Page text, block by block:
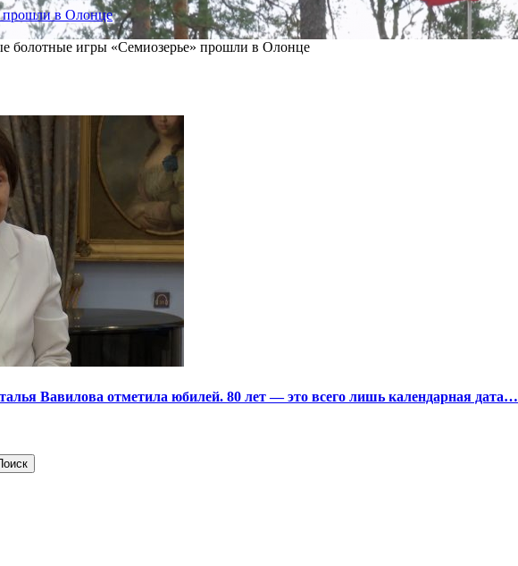
прошли в Олонце
болотные игры «Семиозерье» прошли в Олонце
Вавилова отметила юбилей. 80 лет — это всего лишь календарная дата…